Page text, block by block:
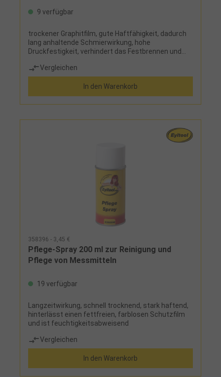
9 verfügbar
trockener Graphitfilm, gute Haftfähigkeit, dadurch
lang anhaltende Schmierwirkung, hohe
Druckfestigkeit, verhindert das Festbrennen und
Ansatz von Passungsrost entgegen, silikonfrei
Vergleichen
In den Warenkorb
358396 - 3,45 €
Pflege-Spray 200 ml zur Reinigung und
Pflege von Messmitteln
19 verfügbar
Langzeitwirkung, schnell trocknend, stark haftend,
hinterlässt einen fettfreien, farblosen Schutzfilm
und ist feuchtigkeitsabweisend
Vergleichen
In den Warenkorb